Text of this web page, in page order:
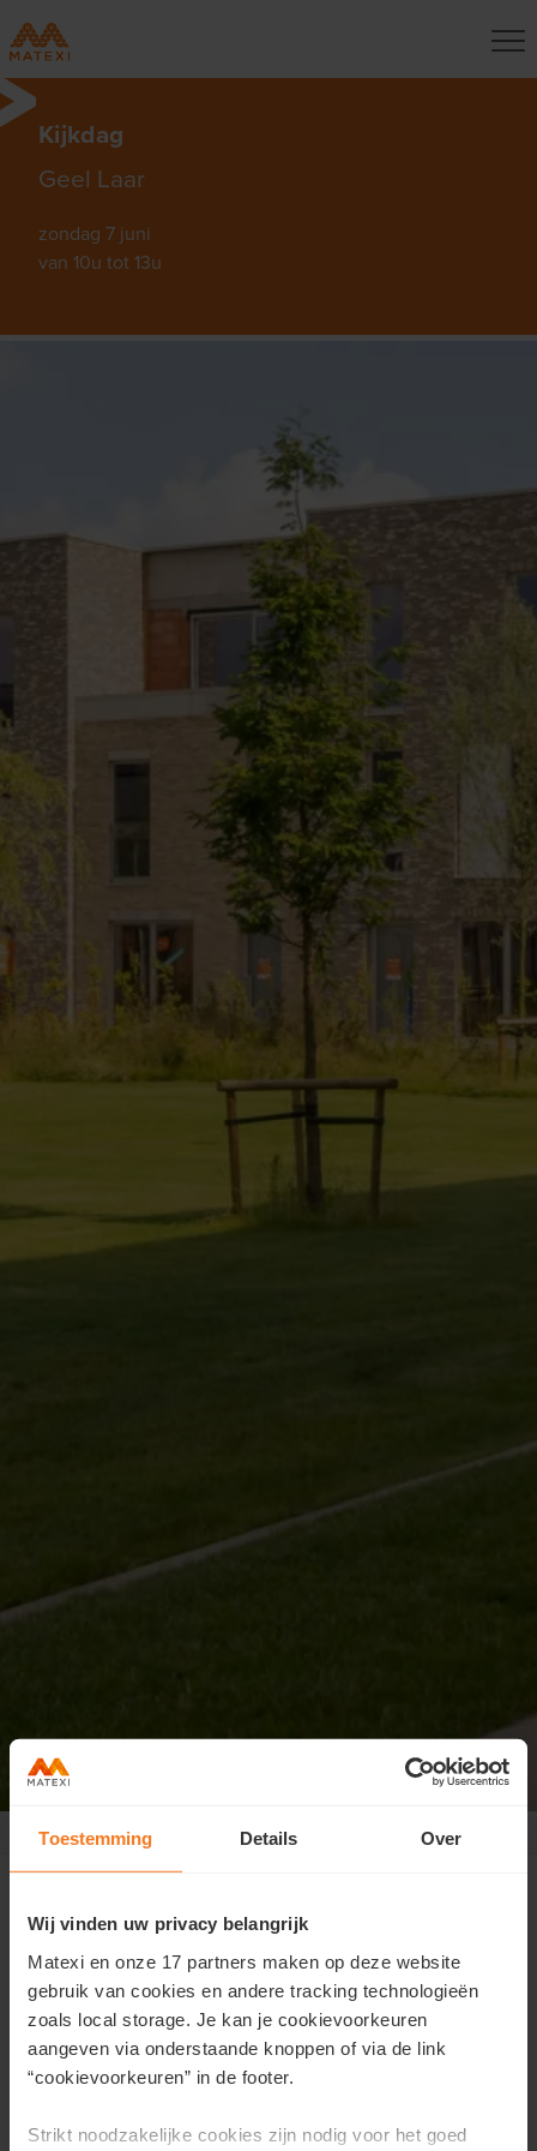
Toestemming Details Over
Wij vinden uw privacy belangrijk
Matexi en onze 17 partners maken op deze website
gebruik van cookies en andere tracking technologieën
zoals local storage. Je kan je cookievoorkeuren
aangeven via onderstaande knoppen of via de link
“cookievoorkeuren” in de footer.
Strikt noodzakelijke cookies zijn nodig voor het goed
Kijkdag
Geel Laar
zondag 7 juni
van 10u tot 13u
Geel Laar > Kijkdag
Kijkdag op zondag 7 juni tussen 10
Opzondag 7 juni zetten we de deuren open van ons
project inGeelLaar.We ontvangen jou graag tussen
10u en 13u.
We lanceren dan een nieuw aanbod woningen.
Geel (toegang via Laarsveld)